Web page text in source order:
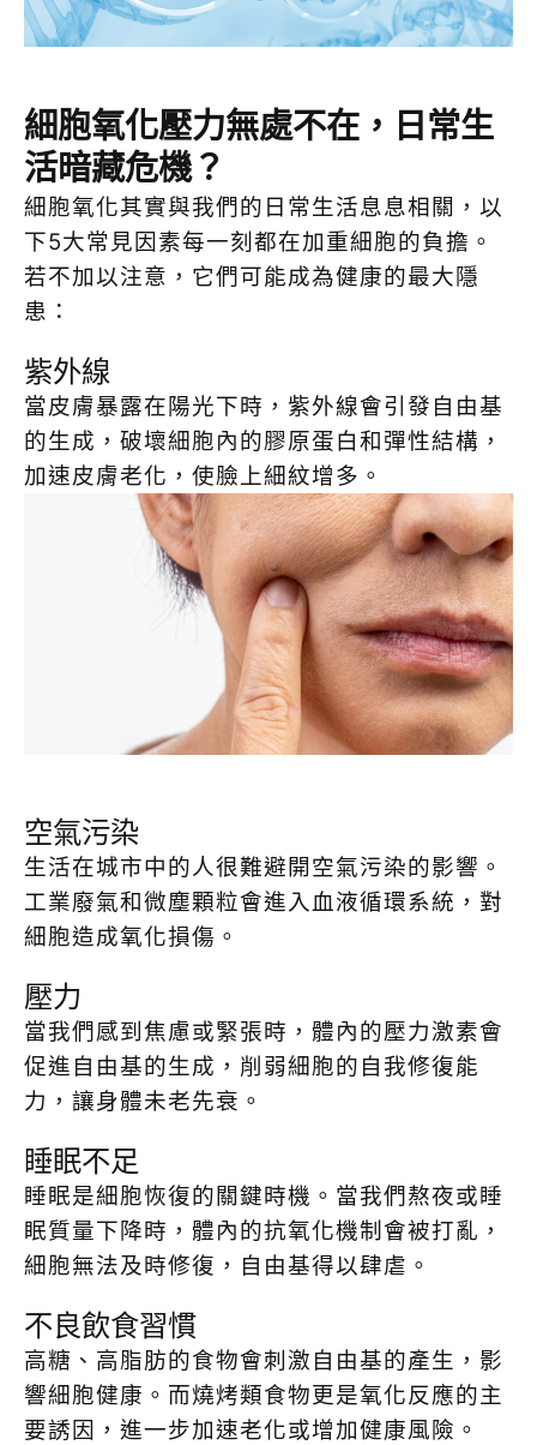
細胞氧化壓力無處不在，日常生
活暗藏危機？
細胞氧化其實與我們的日常生活息息相關，以
下5大常見因素每一刻都在加重細胞的負擔。
若不加以注意，它們可能成為健康的最大隱
患：
紫外線
當皮膚暴露在陽光下時，紫外線會引發自由基
的生成，破壞細胞內的膠原蛋白和彈性結構，
加速皮膚老化，使臉上細紋增多。
空氣污染
生活在城市中的人很難避開空氣污染的影響。
工業廢氣和微塵顆粒會進入血液循環系統，對
細胞造成氧化損傷。
壓力
當我們感到焦慮或緊張時，體內的壓力激素會
促進自由基的生成，削弱細胞的自我修復能
力，讓身體未老先衰。
睡眠不足
睡眠是細胞恢復的關鍵時機。當我們熬夜或睡
眠質量下降時，體內的抗氧化機制會被打亂，
細胞無法及時修復，自由基得以肆虐。
不良飲食習慣
高糖、高脂肪的食物會刺激自由基的產生，影
響細胞健康。而燒烤類食物更是氧化反應的主
要誘因，進一步加速老化或增加健康風險。